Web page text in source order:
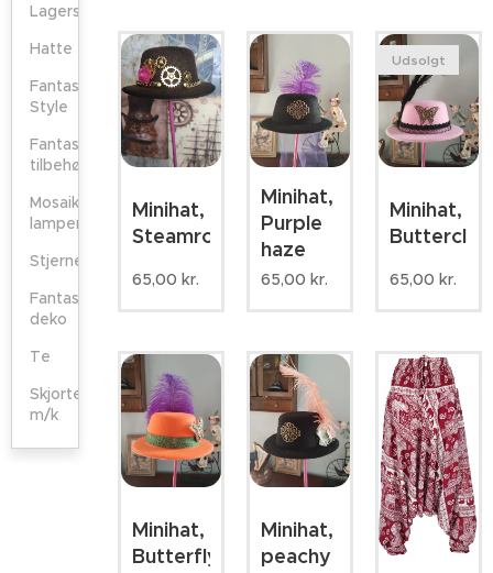
Lagersalg
Hatte
Fantasy
Style
Fantasy
tilbehør
Mosaik
lamper
Stjernelamper
Fantasy
deko
Te
Skjorter
m/k
Minihat,
Steamrose
65,00 kr.
Minihat,
Purple
haze
65,00 kr.
Minihat,
Udsolgt
65,00 kr.
Minihat,
Butterfly
Minihat,
peachy